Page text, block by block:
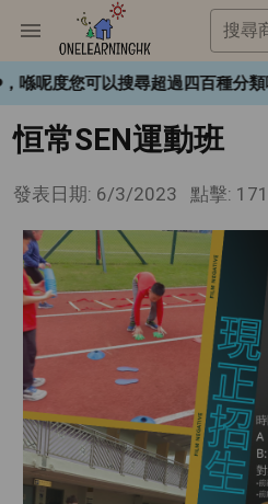
搜尋
度您可以搜尋超過四百種分類
恒常SEN運動班
發表日期: 6/3/2023 點擊: